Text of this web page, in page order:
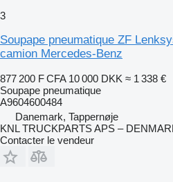
3
Soupape pneumatique ZF
camion Mercedes-Benz
877 200 F CFA 10 000 DKK ≈ 1 338 €
Soupape pneumatique
A9604600484
Danemark, Tappernøje
KNL TRUCKPARTS APS –
Contacter le vendeur